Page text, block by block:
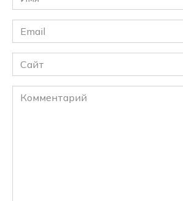
*
Email
*
Сайт
Комментарий